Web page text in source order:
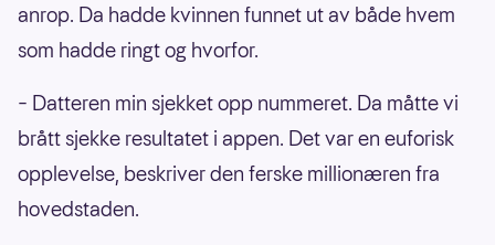
anrop. Da hadde kvinnen funnet ut av både hvem
som hadde ringt og hvorfor.
– Datteren min sjekket opp nummeret. Da måtte vi
brått sjekke resultatet i appen. Det var en euforisk
opplevelse, beskriver den ferske millionæren fra
hovedstaden.